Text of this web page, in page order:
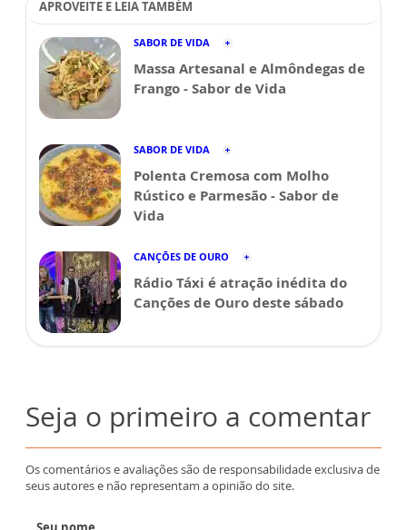
APROVEITE E LEIA TAMBÉM
SABOR DE VIDA
Massa Artesanal e Almôndegas de
Frango - Sabor de Vida
SABOR DE VIDA
Polenta Cremosa com Molho
Rústico e Parmesão - Sabor de
Vida
CANÇÕES DE OURO
Rádio Táxi é atração inédita do
Canções de Ouro deste sábado
Seja o primeiro a comentar
Os comentários e avaliações são de responsabilidade exclusiva de
seus autores e não representam a opinião do site.